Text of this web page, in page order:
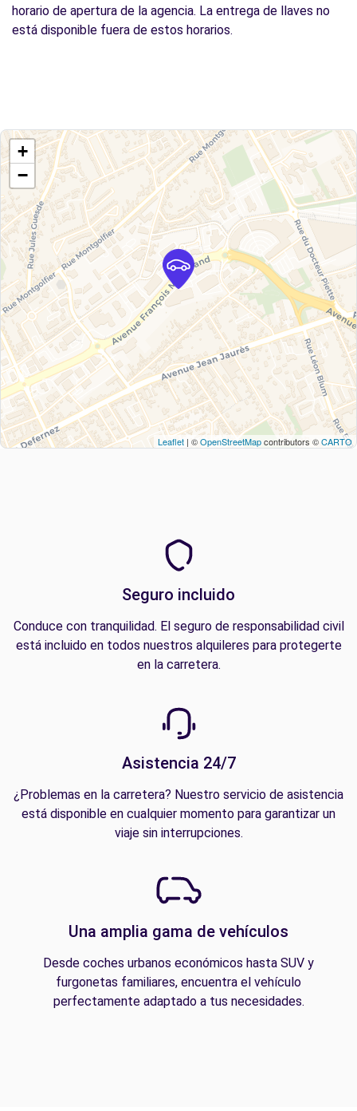
horario de apertura de la agencia. La entrega de llaves no
está disponible fuera de estos horarios.
+
−
Leaflet | ©OpenStreetMapcontributors ©CARTO
Seguro incluido
Conduce con tranquilidad. El seguro de responsabilidad civil
está incluido en todos nuestros alquileres para protegerte
en la carretera.
Asistencia 24/7
¿Problemas en la carretera? Nuestro servicio de asistencia
está disponible en cualquier momento para garantizar un
viaje sin interrupciones.
Una amplia gama de vehículos
Desde coches urbanos económicos hasta SUV y
furgonetas familiares, encuentra el vehículo
perfectamente adaptado a tus necesidades.